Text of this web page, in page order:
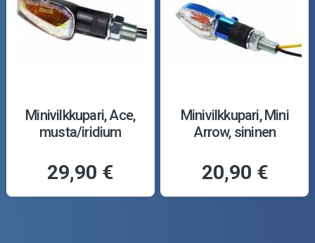
Minivilkkupari, Ace,
musta/iridium
29,90 €
Minivilkkupari, Mini
Arrow, sininen
20,90 €